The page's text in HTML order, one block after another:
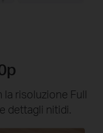
risoluzione Full
dettagli nitidi.